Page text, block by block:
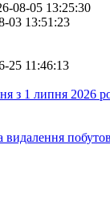
08-05 13:25:30
03 13:51:23
25 11:46:13
з 1 липня 2026